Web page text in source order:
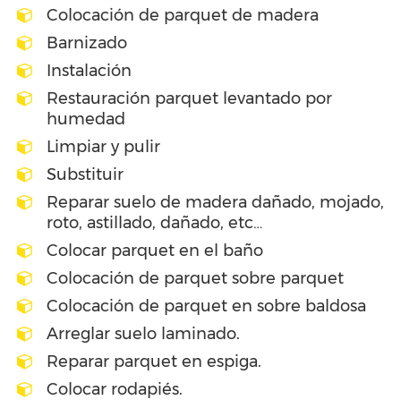
Colocación de parquet de madera
Barnizado
Instalación
Restauración parquet levantado por
humedad
Limpiar y pulir
Substituir
Reparar suelo de madera dañado, mojado,
roto, astillado, dañado, etc…
Colocar parquet en el baño
Colocación de parquet sobre parquet
Colocación de parquet en sobre baldosa
Arreglar suelo laminado.
Reparar parquet en espiga.
Colocar rodapiés.